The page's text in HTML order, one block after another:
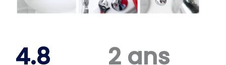
4.8 2 ans